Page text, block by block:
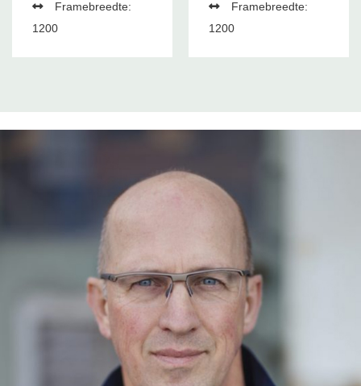
Framebreedte:
1200
Framebreedte:
1200